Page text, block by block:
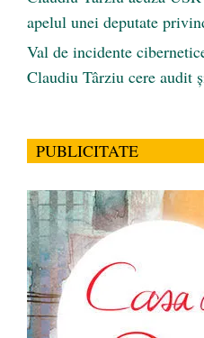
apelul unei deputate
Val de incidente
Claudiu Târziu cere audit
PUBLICITATE